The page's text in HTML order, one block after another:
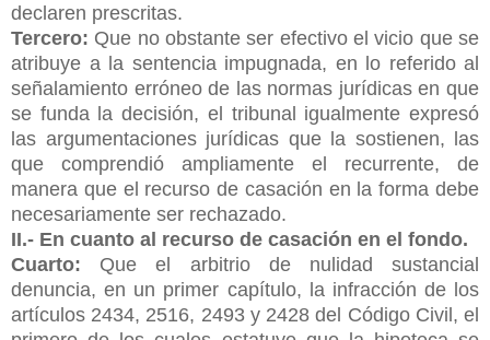
declaren prescritas.
Tercero: Que no obstante ser efectivo el vicio que se
atribuye a la sentencia impugnada, en lo referido al
señalamiento erróneo de las normas jurídicas en que
se funda la decisión, el tribunal igualmente expresó
las argumentaciones jurídicas que la sostienen, las
que comprendió ampliamente el recurrente, de
manera que el recurso de casación en la forma debe
necesariamente ser rechazado.
II.- En cuanto al recurso de casación en el fondo.
Cuarto: Que el arbitrio de nulidad sustancial
denuncia, en un primer capítulo, la infracción de los
artículos 2434, 2516, 2493 y 2428 del Código Civil, el